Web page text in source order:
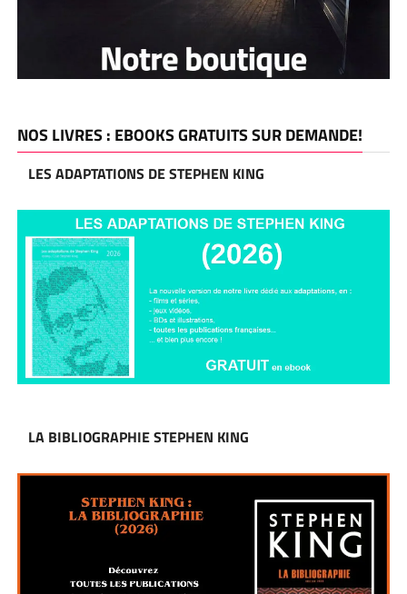
NOS LIVRES : EBOOKS GRATUITS SUR DEMANDE!
LES ADAPTATIONS DE STEPHEN KING
LA BIBLIOGRAPHIE STEPHEN KING